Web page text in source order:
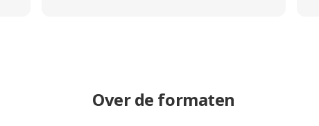
Over de formaten